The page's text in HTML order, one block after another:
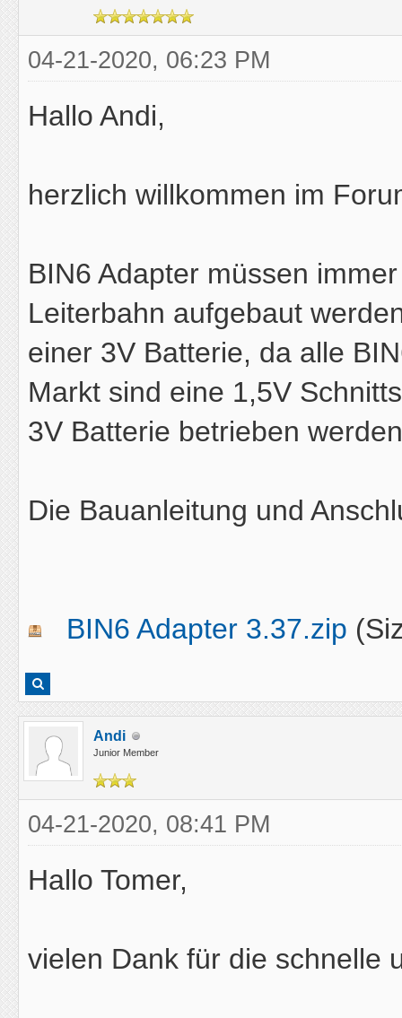
04-21-2020, 06:23 PM
Hallo Andi,
herzlich willkommen im
BIN6 Adapter müssen
Leiterbahn aufgebaut
einer 3V Batterie, da alle
Markt sind eine 1,5V
3V Batterie betrieben
Die Bauanleitung und
BIN6 Adapter 3.37.zip
Andi
Junior Member
04-21-2020, 08:41 PM
Hallo Tomer,
vielen Dank für die schnelle